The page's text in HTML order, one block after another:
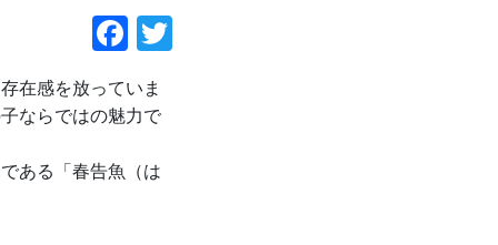
在感を放っていま
ならではの魅力で
ある「春告魚（は